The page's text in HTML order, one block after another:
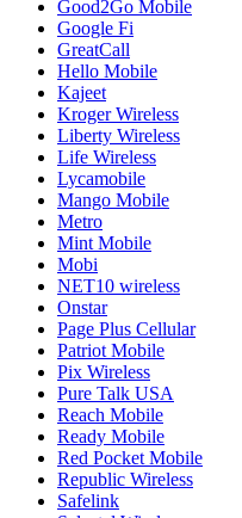
Good2Go Mobile
Google Fi
GreatCall
Hello Mobile
Kajeet
Kroger Wireless
Liberty Wireless
Life Wireless
Lycamobile
Mango Mobile
Metro
Mint Mobile
Mobi
NET10 wireless
Onstar
Page Plus Cellular
Patriot Mobile
Pix Wireless
Pure Talk USA
Reach Mobile
Ready Mobile
Red Pocket Mobile
Republic Wireless
Safelink